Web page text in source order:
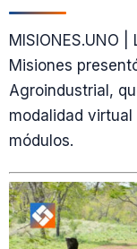
MISIONES.UNO
Misiones
Agroindustrial,
modalidad
módulos.